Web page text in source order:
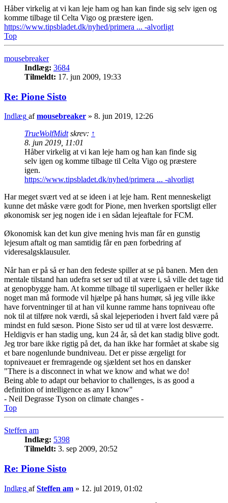
Håber virkelig at vi kan leje ham og han kan finde sig selv igen og
komme tilbage til Celta Vigo og præstere igen.
https://www.tipsbladet.dk/nyhed/primera ... -alvorligt
Top
mousebreaker
Indlæg: 3684
Tilmeldt: 17. jun 2009, 19:33
Re: Pione Sisto
Indlæg afmousebreaker » 8. jun 2019, 12:26
TrueWolfMidtskrev: ↑
8. jun 2019, 11:01
Håber virkelig at vi kan leje ham og han kan finde sig
selv igen og komme tilbage til Celta Vigo og præstere
igen.
https://www.tipsbladet.dk/nyhed/primera ... -alvorligt
Har meget svært ved at se ideen i at leje ham. Rent menneskeligt
kunne det måske være godt for Pione, men hverken sportsligt eller
økonomisk ser jeg nogen ide i en sådan lejeaftale for FCM.
Økonomisk kan det kun give mening hvis man får en gunstig
lejesum aftalt og man samtidig får en pæn forbedring af
videresalgsklausuler.
Når han er på så er han den fedeste spiller at se på banen. Men den
mentale tilstand han udefra set ser ud til at være i, så ville det tage tid
at genopbygge ham. At komme tilbage til superligaen er heller ikke
noget man må formode vil hjælpe på hans humør, så jeg ville ikke
have forventninger til at han vil kunne ramme hans topniveau ofte
nok til at tilføre nok værdi, så skal lejeperioden i hvert fald være på
mindst en fuld sæson. Pione Sisto ser ud til at være lost desværre.
Heldigvis er han stadig ung, kun 24 år, så det kan stadig blive godt.
Jeg tror bare ikke rigtig på det, da han ikke har formået at skabe sig
et bare nogenlunde bundniveau. Det er pisse ærgeligt for
topniveauet er fremragende og sjældent set hos en dansker
"There is a disconnect in what we know and what we do!
Being able to adapt our behavior to challenges, is as good a
definition of intelligence as any I know"
- Neil Degrasse Tyson on climate changes -
Top
Steffen am
Indlæg: 5398
Tilmeldt: 3. sep 2009, 20:52
Re: Pione Sisto
Indlæg afSteffen am » 12. jul 2019, 01:02